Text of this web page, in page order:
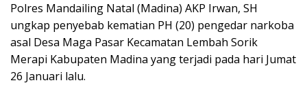
Polres Mandailing Natal (Madina) AKP Irwan, SH
ungkap penyebab kematian PH (20) pengedar narkoba
asal Desa Maga Pasar Kecamatan Lembah Sorik
Merapi Kabupaten Madina yang terjadi pada hari Jumat
26 Januari lalu.